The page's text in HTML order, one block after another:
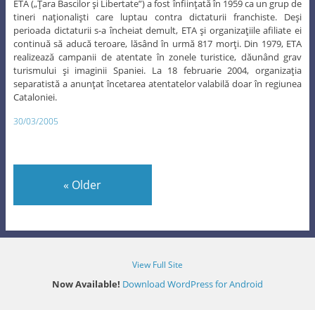
ETA („Ţara Bascilor şi Libertate”) a fost înfiinţată în 1959 ca un grup de
tineri naţionalişti care luptau contra dictaturii franchiste. Deşi
perioada dictaturii s-a încheiat demult, ETA şi organizaţiile afiliate ei
continuă să aducă teroare, lăsând în urmă 817 morţi. Din 1979, ETA
realizează campanii de atentate în zonele turistice, dăunând grav
turismului şi imaginii Spaniei. La 18 februarie 2004, organizaţia
separatistă a anunţat încetarea atentatelor valabilă doar în regiunea
Cataloniei.
30/03/2005
« Older
View Full Site
Now Available! Download WordPress for Android